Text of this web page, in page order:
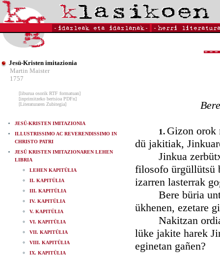
Jesü-Kristen imitazionia
Martin Maister
1757
[liburua osorik RTF formatuan]
[inprimitzeko bertsioa PDFn]
[Literaturaren Zubitegia]
JESÜ-KRISTEN IMITAZIONIA
ILLUSTRISSIMO AC REVERENDISSIMO IN
CHRISTO PATRI
JESÜ KRISTEN IMITAZIONAREN LEHEN
LIBRIA
LEHEN KAPITÜLIA
II. KAPITÜLIA
III. KAPITÜLIA
IV. KAPITÜLIA
V. KAPITÜLIA
VI. KAPITÜLIA
VII. KAPITÜLIA
VIII. KAPITÜLIA
IX. KAPITÜLIA
1. Gizon orok
dü jakitiak,
Jinkua
filosofo ürgüllütsü
izarren lasterrak
Bere büria
ükhenen, ezetare
Nakitzan ordian
lüke jakite harek
eginetan gañen?